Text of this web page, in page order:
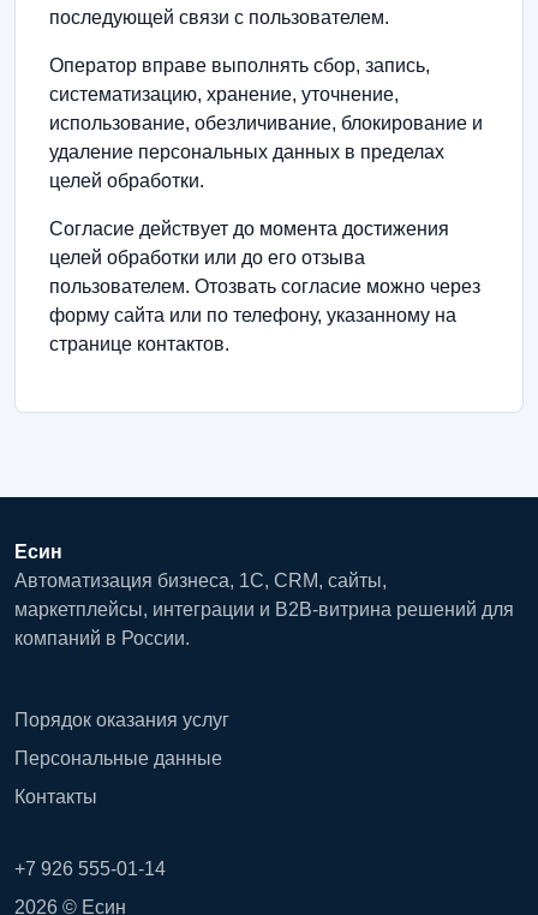
последующей связи с пользователем.
Оператор вправе выполнять сбор, запись,
систематизацию, хранение, уточнение,
использование, обезличивание, блокирование и
удаление персональных данных в пределах
целей обработки.
Согласие действует до момента достижения
целей обработки или до его отзыва
пользователем. Отозвать согласие можно через
форму сайта или по телефону, указанному на
странице контактов.
Есин
Автоматизация бизнеса, 1С, CRM, сайты,
маркетплейсы, интеграции и B2B-витрина решений для
компаний в России.
Порядок оказания услуг
Персональные данные
Контакты
+7 926 555-01-14
2026 © Есин